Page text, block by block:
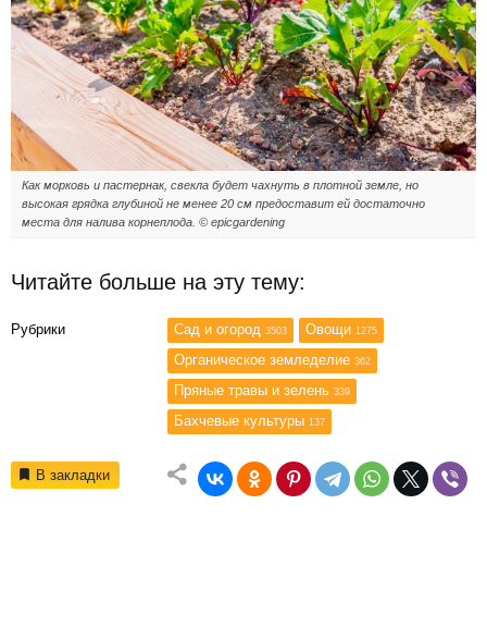
Как морковь и пастернак, свекла будет чахнуть в плотной земле, но
высокая грядка глубиной не менее 20 см предоставит ей достаточно
места для налива корнеплода. © epicgardening
Читайте больше на эту тему:
Рубрики Сад и огород 3503 Овощи 1275
Органическое земледелие 362
Пряные травы и зелень 339
Бахчевые культуры 137
В закладки